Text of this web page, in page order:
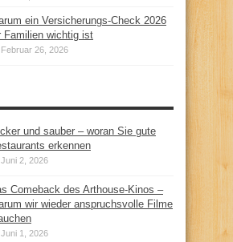
ein Versicherungs-Check 2026
Familien wichtig ist
Februar 26, 2026
und sauber – woran Sie gute
erkennen
Juni 2, 2026
Comeback des Arthouse-Kinos –
wir wieder anspruchsvolle Filme
Juni 1, 2026